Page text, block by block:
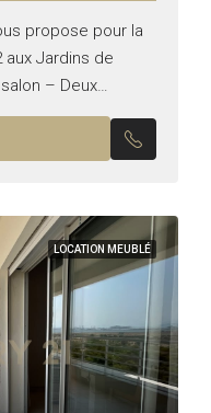
propose pour la
aux Jardins de
– Deux
LOCATION MEUBLÉ